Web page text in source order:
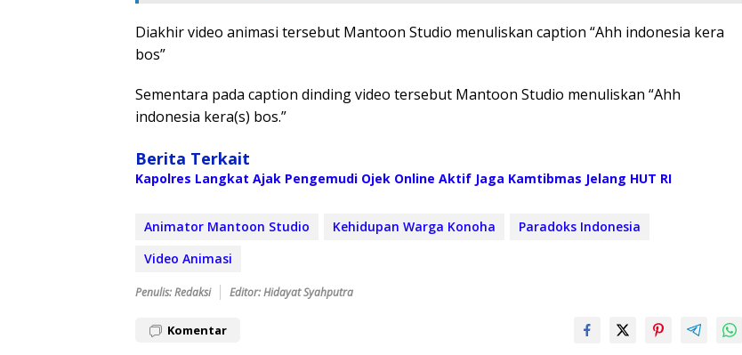
Diakhir video animasi tersebut Mantoon Studio menuliskan caption “Ahh indonesia kera
bos”
Sementara pada caption dinding video tersebut Mantoon Studio menuliskan “Ahh
indonesia kera(s) bos.”
Berita Terkait
Kapolres Langkat Ajak Pengemudi Ojek Online Aktif Jaga Kamtibmas Jelang HUT RI
Animator Mantoon Studio Kehidupan Warga Konoha
Paradoks Indonesia
Video Animasi
Penulis: Redaksi Editor: Hidayat Syahputra
Komentar